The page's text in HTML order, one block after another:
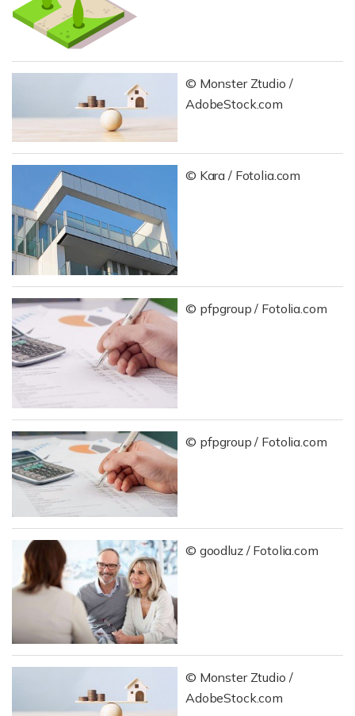
© Monster Ztudio /
AdobeStock.com
© Kara / Fotolia.com
© pfpgroup / Fotolia.com
© pfpgroup / Fotolia.com
© goodluz / Fotolia.com
© Monster Ztudio /
AdobeStock.com